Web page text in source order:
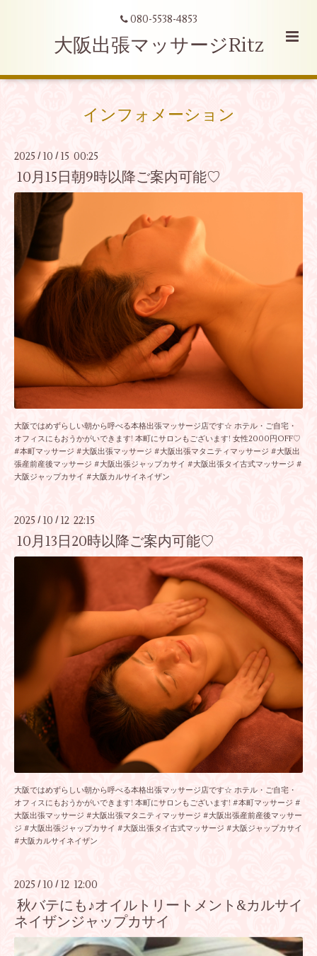
080-5538-4853
大阪出張マッサージRitz
インフォメーション
2025 / 10 / 15 00:25
10月15日朝9時以降ご案内可能♡
大阪ではめずらしい朝から呼べる本格出張マッサージ店です☆ ホテル・ご自宅・
オフィスにもおうかがいできます! 本町にサロンもございます! 女性2000円OFF♡
#本町マッサージ #大阪出張マッサージ #大阪出張マタニティマッサージ #大阪出
張産前産後マッサージ #大阪出張ジャップカサイ #大阪出張タイ古式マッサージ #
大阪ジャップカサイ #大阪カルサイネイザン
2025 / 10 / 12 22:15
10月13日20時以降ご案内可能♡
大阪ではめずらしい朝から呼べる本格出張マッサージ店です☆ ホテル・ご自宅・
オフィスにもおうかがいできます! 本町にサロンもございます! #本町マッサージ #
大阪出張マッサージ #大阪出張マタニティマッサージ #大阪出張産前産後マッサー
ジ #大阪出張ジャップカサイ #大阪出張タイ古式マッサージ #大阪ジャップカサイ
#大阪カルサイネイザン
2025 / 10 / 12 12:00
秋バテにも♪オイルトリートメント&カルサイ
ネイザンジャップカサイ